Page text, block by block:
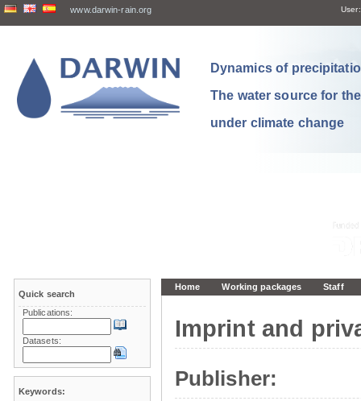
www.darwin-rain.org User:
Dynamics of
The water source for
under climate change
Home Working packages Staff
Imprint and
Publisher:
Quick search
Publications:
Datasets:
Keywords: